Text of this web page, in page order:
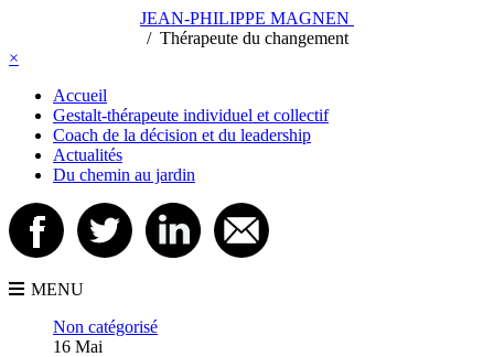
JEAN-PHILIPPE MAGNEN
// Thérapeute du changement
×
Accueil
Gestalt-thérapeute individuel et collectif
Coach de la décision et du leadership
Actualités
Du chemin au jardin
MENU
Non catégorisé
16 Mai